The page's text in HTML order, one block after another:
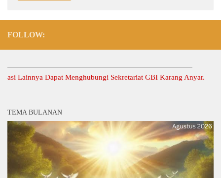
FOLLOW:
Dapat Menghubungi Sekretariat GBI Karang Anyar.
TEMA BULANAN